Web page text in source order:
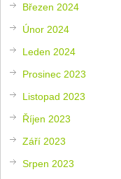
Březen 2024
Únor 2024
Leden 2024
Prosinec 2023
Listopad 2023
Říjen 2023
Září 2023
Srpen 2023